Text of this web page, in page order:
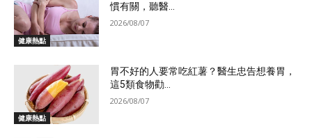
健康熱點
慣有關，聽醫...
2026/08/07
健康熱點
胃不好的人要常吃紅薯？醫生忠告想養胃，
這5類食物勸...
2026/08/07